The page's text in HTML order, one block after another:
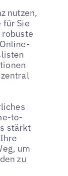
nutzen,
für Sie
to-
stärkt
um
zu